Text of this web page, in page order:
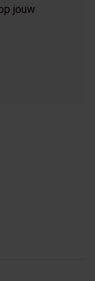
jouw